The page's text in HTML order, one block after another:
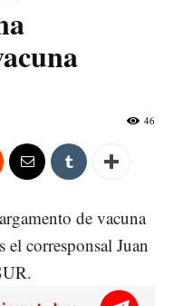
46
de vacuna
corresponsal Juan